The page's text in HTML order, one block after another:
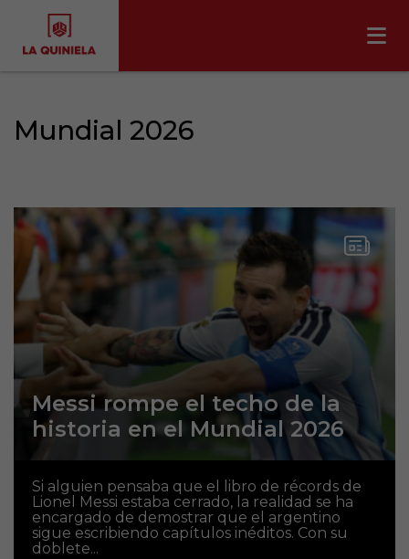
Mundial 2026
Messi rompe el techo de la
historia en el Mundial 2026
Si alguien pensaba que el libro de récords de
Lionel Messi estaba cerrado, la realidad se ha
encargado de demostrar que el argentino
sigue escribiendo capítulos inéditos. Con su
doblete...